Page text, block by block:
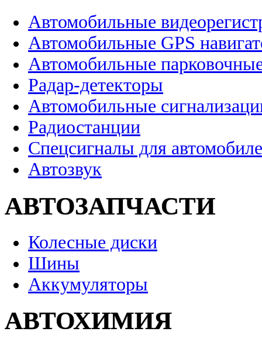
Автомобильные
Автомобильные GPS
Автомобильные
Радар-детекторы
Автомобильные
Радиостанции
Спецсигналы для
Автозвук
АВТОЗАПЧАСТИ
Колесные диски
Шины
Аккумуляторы
АВТОХИМИЯ